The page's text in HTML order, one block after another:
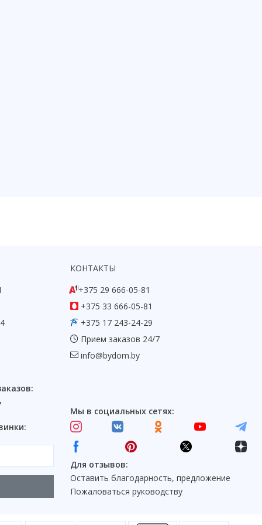
КОНТАКТЫ
+375 29 666-05-81
+375 33 666-05-81
+375 17 243-24-29
Прием заказов 24/7
info@bydom.by
Мы в социальных сетях:
Для отзывов:
Оставить благодарность, предложение
Пожаловаться руководству